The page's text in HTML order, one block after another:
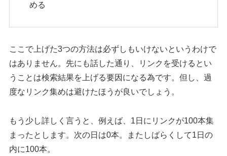
める
ここで上げた3つの方法は必ずしもいけないというわけで
はありません。先にも話した通り、リンクを受けるとい
うことは検索結果を上げる要因になる為です。但し、過
度なリンク集めは避けたほうが良いでしょう。
もう少し詳しく言うと、例えば、1日にリンクが100本集
まったとします。次の日は0本。またしばらくして1日の
内に100本。